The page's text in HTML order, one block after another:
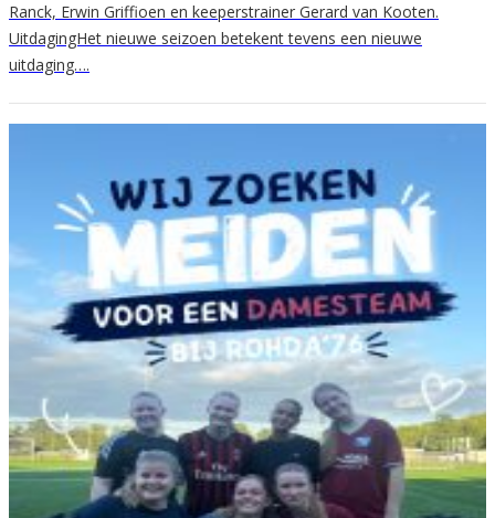
Ranck, Erwin Griffioen en keeperstrainer Gerard van Kooten.
UitdagingHet nieuwe seizoen betekent tevens een nieuwe
uitdaging….